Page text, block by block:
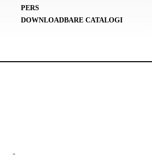
PERS
DOWNLOADBARE CATALOGI